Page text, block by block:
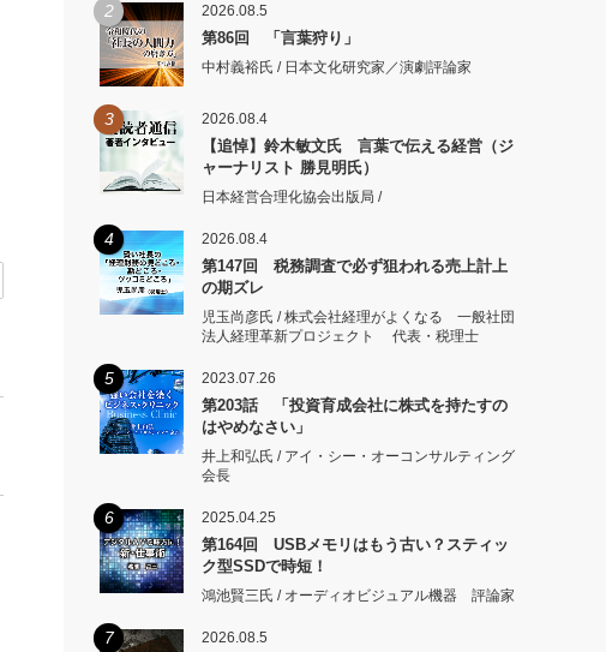
2 2026.08.5
第86回 「言葉狩り」
中村義裕氏 / 日本文化研究家／演劇評論家
3 2026.08.4
【追悼】鈴木敏文氏 言葉で伝える経営（ジ
ャーナリスト 勝見明氏）
日本経営合理化協会出版局 /
4 2026.08.4
第147回 税務調査で必ず狙われる売上計上
の期ズレ
児玉尚彦氏 / 株式会社経理がよくなる 一般社団
法人経理革新プロジェクト 代表・税理士
5 2023.07.26
第203話 「投資育成会社に株式を持たすの
はやめなさい」
井上和弘氏 / アイ・シー・オーコンサルティング
会長
6 2025.04.25
第164回 USBメモリはもう古い？スティッ
ク型SSDで時短！
鴻池賢三氏 / オーディオビジュアル機器 評論家
7 2026.08.5